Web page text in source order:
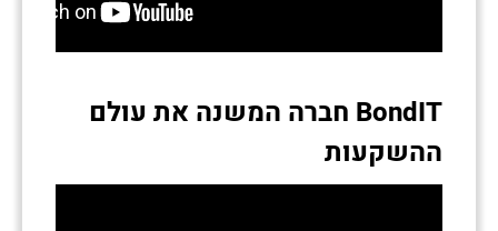
BondIT חברה המשנה את עולם
ההשקעות